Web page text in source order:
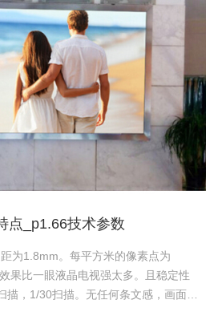
点_p1.66技术参数
为1.8mm。每平方米的像素点为
果比一眼液晶电视强太多。且稳定性